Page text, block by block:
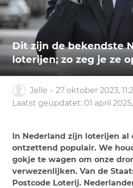
Dit zijn de bekendste
loterijen; zo zeg je ze
Jelle
27 oktober 2023,
Laatst geüpdatet: 01 april
In Nederland zijn loterijen al
ontzettend populair. We
gokje te wagen om onze
verwezenlijken. Van de
Postcode Loterij.